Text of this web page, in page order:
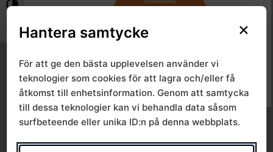
Slå på/av hög kontrast
Slå på/av textstorlek
Privat/individuell försäkring
En privat sjuk- eller olycksfallsförsäkring kan i vissa
×
Hantera samtycke
För att ge den bästa upplevelsen använder vi
teknologier som cookies för att lagra och/eller få
åtkomst till enhetsinformation. Genom att samtycka
till dessa teknologier kan vi behandla data såsom
surfbeteende eller unika ID:n på denna webbplats.